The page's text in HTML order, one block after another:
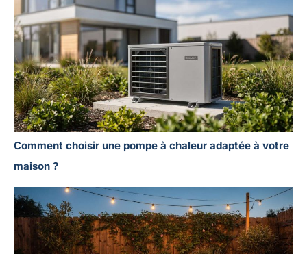
Comment choisir une pompe à chaleur adaptée à votre
maison ?